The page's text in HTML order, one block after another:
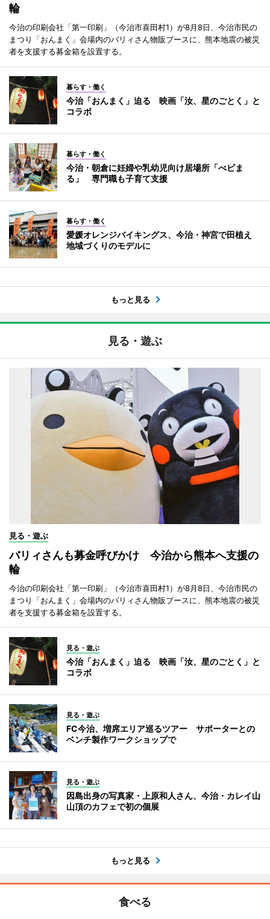
輪
今治の印刷会社「第一印刷」（今治市喜田村1）が8月8日、今治市民の
まつり「おんまく」会場内のバリィさん物販ブースに、熊本地震の被災
者を支援する募金箱を設置する。
暮らす・働く
今治「おんまく」迫る 映画「汝、星のごとく」と
コラボ
暮らす・働く
今治・朝倉に妊婦や乳幼児向け居場所「べビま
る」 専門職も子育て支援
暮らす・働く
愛媛オレンジバイキングス、今治・神宮で田植え
地域づくりのモデルに
もっと見る
見る・遊ぶ
見る・遊ぶ
バリィさんも募金呼びかけ 今治から熊本へ支援の
輪
今治の印刷会社「第一印刷」（今治市喜田村1）が8月8日、今治市民の
まつり「おんまく」会場内のバリィさん物販ブースに、熊本地震の被災
者を支援する募金箱を設置する。
見る・遊ぶ
今治「おんまく」迫る 映画「汝、星のごとく」と
コラボ
見る・遊ぶ
FC今治、増席エリア巡るツアー サポーターとの
ベンチ製作ワークショップで
見る・遊ぶ
因島出身の写真家・上原和人さん、今治・カレイ山
山頂のカフェで初の個展
もっと見る
食べる